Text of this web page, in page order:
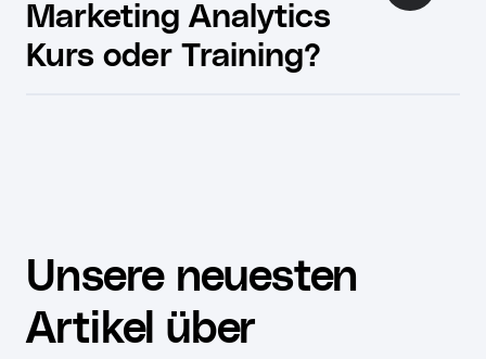
Marketing Analytics
Kurs oder Training?
Unsere neuesten
Artikel über